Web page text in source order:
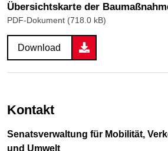
Übersichtskarte der
PDF-Dokument (718.0 kB)
Download
Kontakt
Senatsverwaltung für Mobilität,
und Umwelt